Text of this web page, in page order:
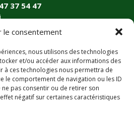
le consentement
nous utilisons des technologies
et/ou accéder aux informations des
à ces technologies nous permettra de
le comportement de navigation ou les ID
ne pas consentir ou de retirer son
négatif sur certaines caractéristiques
37 54 47
légales